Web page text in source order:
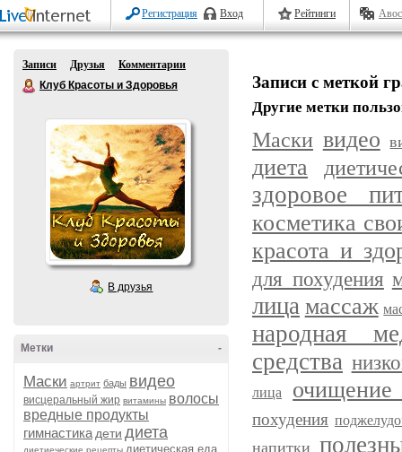
Регистрация Вход Рейтинги
Записи Друзья
Комментарии
Клуб Красоты и Здоровья
В друзья
-
Метки
Маски артрит бады видео
висцеральный жир витамины волосы
вредные продукты
гимнастика дети диета
диетиеческие рецепты диетическая еда
Записи с меткой
Другие метки
Маски видео
диета
здоровое
косметика
красота и
для похудения
лица массаж
народная
средства
лица очищение
похудения
напитки